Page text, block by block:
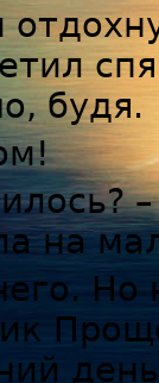
будя.
на
Но